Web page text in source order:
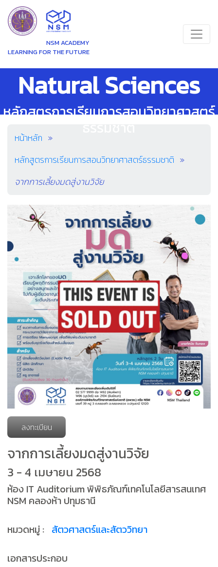
NSM ACADEMY
LEARNING FOR THE FUTURE
Natural Sciences
หลักสูตรการเรียนการสอนวิทยาศาสตร์
หน้าหลัก
หลักสูตรการเรียนการสอนวิทยาศาสตร์ธรรมชาติ
จากการเลี้ยงมดสู่งานวิจัย
ลงทะเบียน
จากการเลี้ยงมดสู่งานวิจัย
3 - 4 เมษายน 2568
ห้อง IT Auditorium พิพิธภัณฑ์เทคโนโลยีสารสนเทศ
NSM คลองห้า ปทุมธานี
หมวดหมู่ : สัตวศาสตร์และสัตววิทยา
เอกสารประกอบ